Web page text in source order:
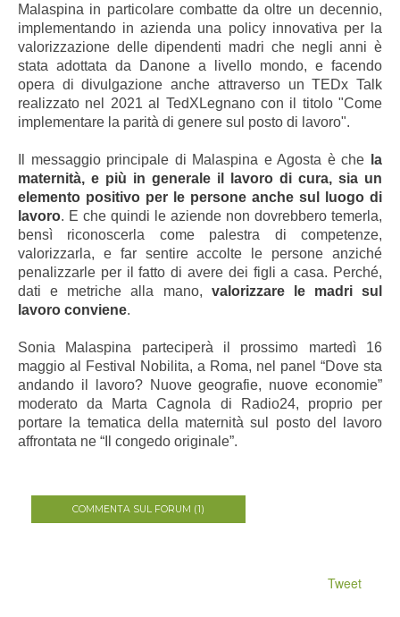
Malaspina in particolare combatte da oltre un decennio,
implementando in azienda una policy innovativa per la
valorizzazione delle dipendenti madri che negli anni è
stata adottata da Danone a livello mondo, e facendo
opera di divulgazione anche attraverso un TEDx Talk
realizzato nel 2021 al TedXLegnano con il titolo "Come
implementare la parità di genere sul posto di lavoro".
Il messaggio principale di Malaspina e Agosta è che la
maternità, e più in generale il lavoro di cura, sia un
elemento positivo per le persone anche sul luogo di
lavoro. E che quindi le aziende non dovrebbero temerla,
bensì riconoscerla come palestra di competenze,
valorizzarla, e far sentire accolte le persone anziché
penalizzarle per il fatto di avere dei figli a casa. Perché,
dati e metriche alla mano, valorizzare le madri sul
lavoro conviene.
Sonia Malaspina parteciperà il prossimo martedì 16
maggio al Festival Nobilita, a Roma, nel panel “Dove sta
andando il lavoro? Nuove geografie, nuove economie”
moderato da Marta Cagnola di Radio24, proprio per
portare la tematica della maternità sul posto del lavoro
affrontata ne “Il congedo originale”.
COMMENTA SUL FORUM (1)
Tweet